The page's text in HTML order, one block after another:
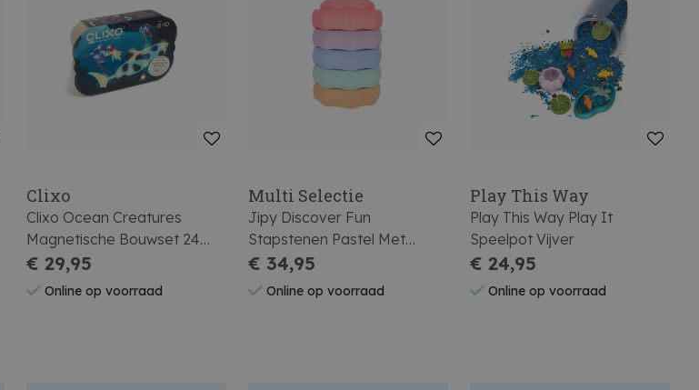
Clixo
Clixo Ocean Creatures
Magnetische Bouwset 24
Stuks
€ 29,95
Online op voorraad
Multi Selectie
Jipy Discover Fun
Stapstenen Pastel Met
Sensory 5 Stuks
€ 34,95
Online op voorraad
Play This Way
Play This Way Play It
Speelpot Vijver
€ 24,95
Online op voorraad